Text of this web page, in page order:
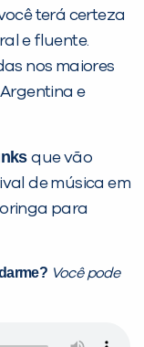
terá certeza
e fluente.
nos maiores
e
que vão
de música em
para
Você pode
MÉTODO
que